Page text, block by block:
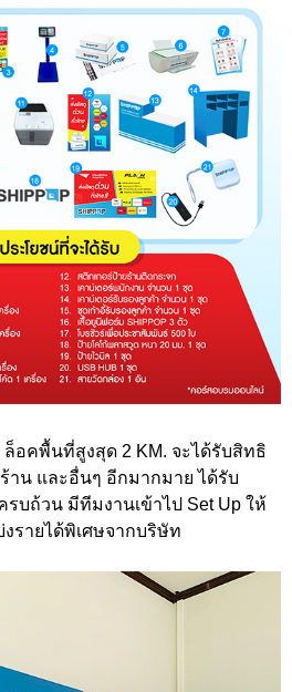
อคพื้นที่สูงสุด 2 KM. จะได้รับสิทธิ
าน และอื่นๆ อีกมากมาย ได้รับ
บถ้วน มีทีมงานเข้าไป Set Up ให้
รายได้พิเศษจากบริษัท